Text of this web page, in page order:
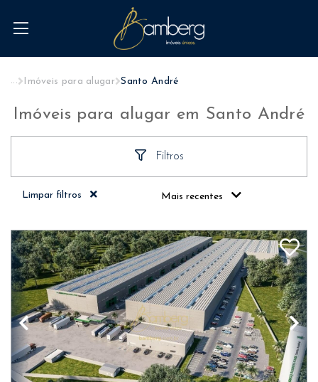
... Imóveis para alugar Santo André
Imóveis para alugar em Santo André
Filtros
Limpar filtros Mais recentes